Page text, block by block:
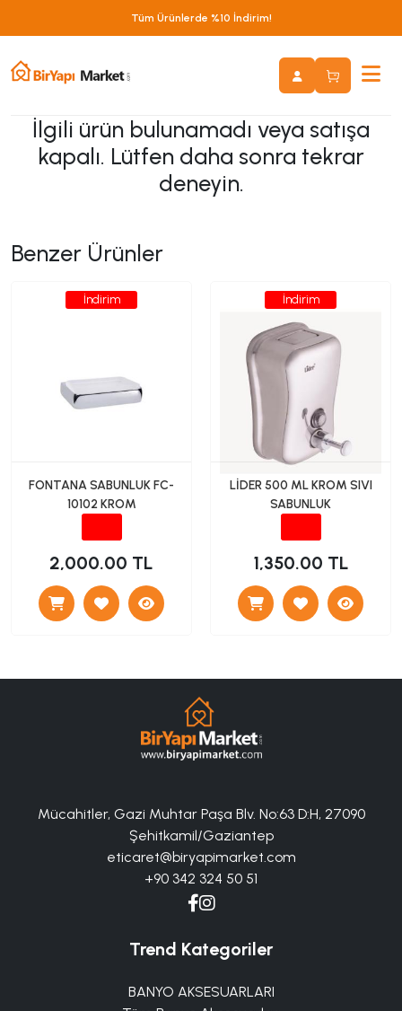
Tüm Ürünlerde %10 İndirim!
İlgili ürün bulunamadı veya satışa
kapalı. Lütfen daha sonra tekrar
deneyin.
Benzer Ürünler
İndirim
FONTANA SABUNLUK FC-
10102 KROM
2,000.00 TL
İndirim
LİDER 500 ML KROM SIVI
SABUNLUK
1,350.00 TL
Mücahitler, Gazi Muhtar Paşa Blv. No:63 D:H, 27090
Şehitkamil/Gaziantep
eticaret@biryapimarket.com
+90 342 324 50 51
Trend Kategoriler
BANYO AKSESUARLARI